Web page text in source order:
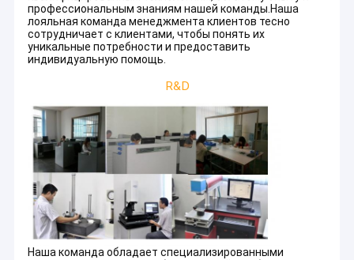
Главная страница
О Компании
Наша фабрика
контроль качества
контактные данные
Отправить запрос
профессиональным знаниям нашей команды.Наша
лояльная команда менеджмента клиентов тесно
сотрудничает с клиентами, чтобы понять их
уникальные потребности и предоставить
индивидуальную помощь.
R&D
Наша команда обладает специализированными
Goldate (машины) была основана в 2009 году в Гуанчжоу, в
мобильных телефонов и аксессуаров
производство в Китае.Сильные внутренние возможности
обработки и проектирования позволяют нам предоставлять
услуги по проектированию и обработке за рубежом.
Начиная с 2012 года, Goldate начал ODM-бизнес для
отопления двигателей и аксессуаров для клиента из ЕС,
Goldate (электронная и машиностроительная) была
расширена в 2019 году для всех зарубежных предприятий,
связанных с.....